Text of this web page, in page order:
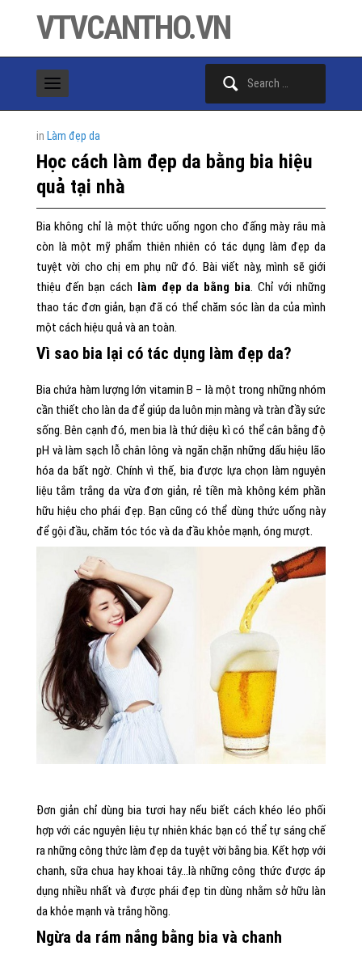
VTVCANTHO.VN
in Làm đẹp da
Học cách làm đẹp da bằng bia hiệu
quả tại nhà
Bia không chỉ là một thức uống ngon cho đấng mày râu mà
còn là một mỹ phẩm thiên nhiên có tác dụng làm đẹp da
tuyệt vời cho chị em phụ nữ đó. Bài viết này, mình sẽ giới
thiệu đến bạn cách làm đẹp da bằng bia. Chỉ với những
thao tác đơn giản, bạn đã có thể chăm sóc làn da của mình
một cách hiệu quả và an toàn.
Vì sao bia lại có tác dụng làm đẹp da?
Bia chứa hàm lượng lớn vitamin B – là một trong những nhóm
cần thiết cho làn da để giúp da luôn mịn màng và tràn đầy sức
sống. Bên cạnh đó, men bia là thứ diệu kì có thể cân bằng độ
pH và làm sạch lỗ chân lông và ngăn chặn những dấu hiệu lão
hóa da bất ngờ. Chính vì thế, bia được lựa chọn làm nguyên
liệu tắm trắng da vừa đơn giản, rẻ tiền mà không kém phần
hữu hiệu cho phái đẹp. Bạn cũng có thể dùng thức uống này
để gội đầu, chăm tóc tóc và da đầu khỏe mạnh, óng mượt.
Đơn giản chỉ dùng bia tươi hay nếu biết cách khéo léo phối
hợp với các nguyên liệu tự nhiên khác bạn có thể tự sáng chế
ra những công thức làm đẹp da tuyệt vời bằng bia. Kết hợp với
chanh, sữa chua hay khoai tây…là những công thức được áp
dụng nhiều nhất và được phái đẹp tin dùng nhằm sở hữu làn
da khỏe mạnh và trắng hồng.
Ngừa da rám nắng bằng bia và chanh